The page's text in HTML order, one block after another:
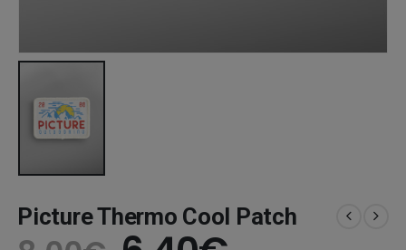
Picture Thermo Cool Patch